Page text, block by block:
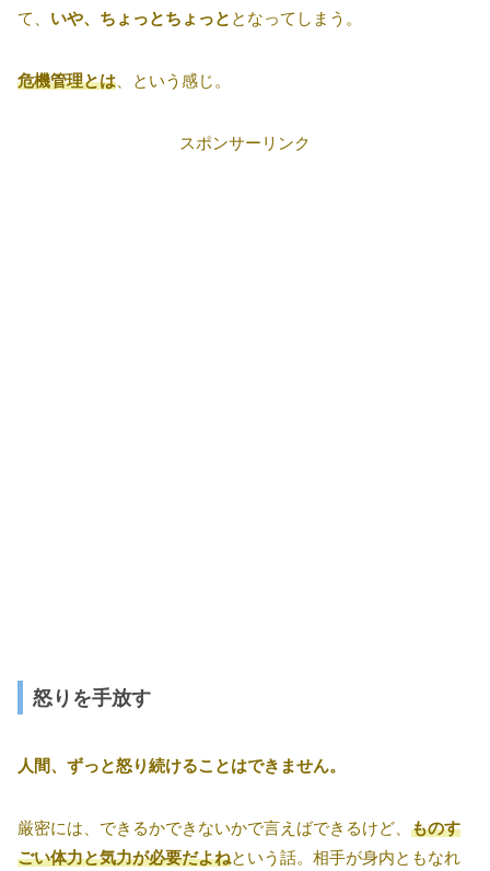
て、 いや、ちょっとちょっと となってしまう。
危機管理とは、という感じ。
スポンサーリンク
怒りを手放す
人間、ずっと怒り続けることはできません。
厳密には、できるかできないかで言えばできるけど、 ものす
ごい体力と気力が必要だよねという話。相手が身内ともなれ